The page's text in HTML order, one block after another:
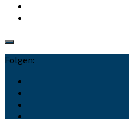
Folgen: